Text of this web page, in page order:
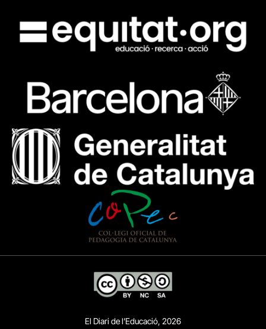
El Diari de l’Educació, 2026